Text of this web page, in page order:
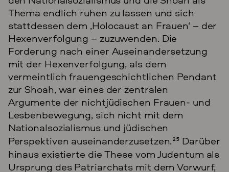
Thema endlich ruhen zu lassen und sich
stattdessen dem ‚Holocaust an Frauen‘ – der
Hexenverfolgung – zuzuwenden. Die
Forderung nach einer Auseinandersetzung
mit der Hexenverfolgung, als dem
vermeintlich frauengeschichtlichen Pendant
zur Shoah, war eines der zentralen
Argumente der nichtjüdischen Frauen- und
Lesbenbewegung, sich nicht mit dem
Nationalsozialismus und jüdischen
Perspektiven auseinanderzusetzen.25 Darüber
hinaus existierte die These vom Judentum als
Ursprung des Patriarchats mit dem Vorwurf,